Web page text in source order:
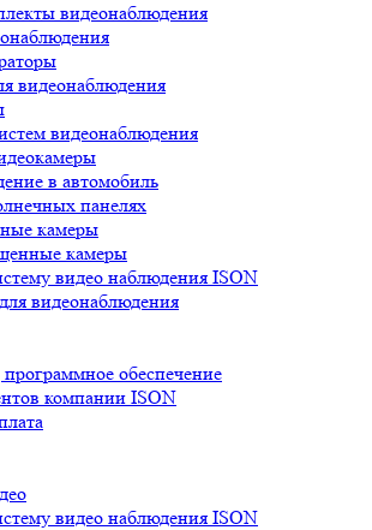
видеонаблюдения
видеонаблюдения
видеонаблюдения
в автомобиль
панелях
камеры
камеры
видео наблюдения ISON
видеонаблюдения
обеспечение
компании ISON
видео наблюдения ISON